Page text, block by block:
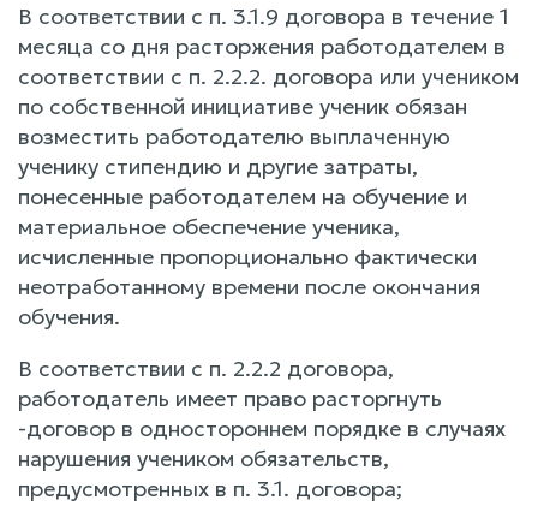
В соответствии с п. 3.1.9 договора в течение 1
месяца со дня расторжения работодателем в
соответствии с п. 2.2.2. договора или учеником
по собственной инициативе ученик обязан
возместить работодателю выплаченную
ученику стипендию и другие затраты,
понесенные работодателем на обучение и
материальное обеспечение ученика,
исчисленные пропорционально фактически
неотработанному времени после окончания
обучения.
В соответствии с п. 2.2.2 договора,
работодатель имеет право расторгнуть
-договор в одностороннем порядке в случаях
нарушения учеником обязательств,
предусмотренных в п. 3.1. договора;